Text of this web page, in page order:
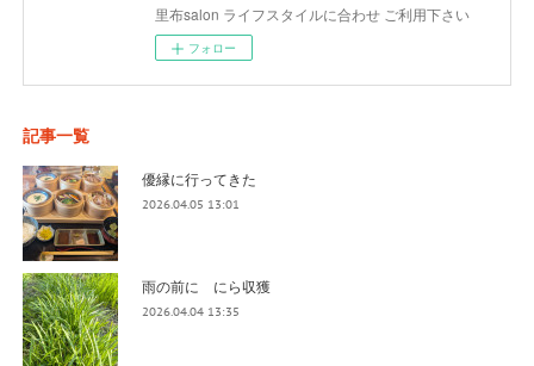
里布salon ライフスタイルに合わせ ご利用下さい
フォロー
記事一覧
優縁に行ってきた
2026.04.05 13:01
雨の前に にら収獲
2026.04.04 13:35